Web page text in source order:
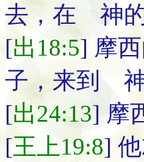
去，在 神的
[出18:5] 摩
子，来到 神
[出24:13] 摩
[王上19:8]